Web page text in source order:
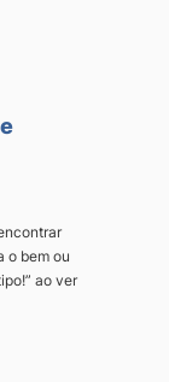
o bem ou
ao ver